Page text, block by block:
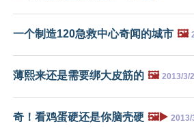
一个制造120急救中心奇闻的城市 🖼️
薄熙来还是需要绑大皮筋的 🖼️ 2013/3/
奇！看鸡蛋硬还是你脑壳硬 🖼️▶️ 2013/